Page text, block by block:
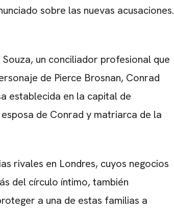
sobre las nuevas acusaciones.
un conciliador profesional que
de Pierce Brosnan, Conrad
establecida en la capital de
de Conrad y matriarca de la
rivales en Londres, cuyos negocios
del círculo íntimo, también
a una de estas familias a